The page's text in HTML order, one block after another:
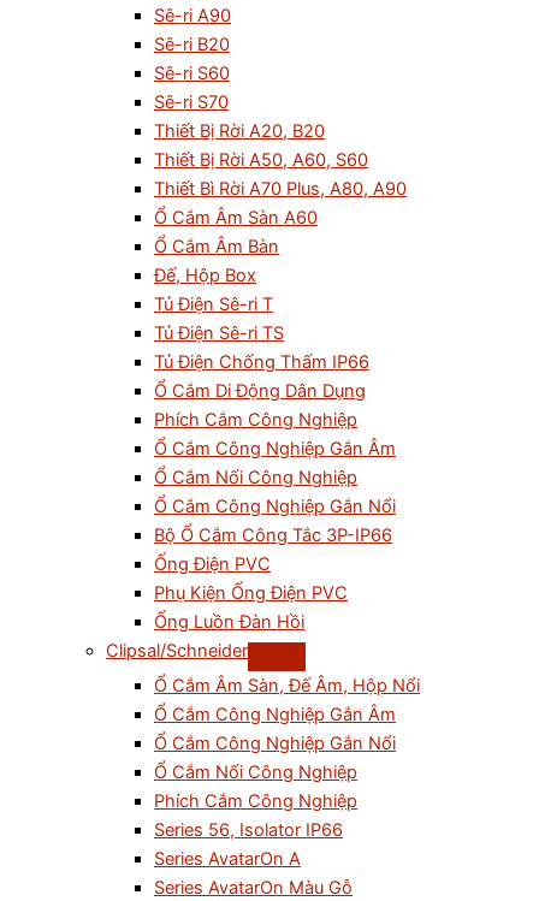
Sê-ri A90
Sê-ri B20
Sê-ri S60
Sê-ri S70
Thiết Bị Rời A20, B20
Thiết Bị Rời A50, A60, S60
Thiết Bì Rời A70 Plus, A80, A90
Ổ Cắm Âm Sàn A60
Ổ Cắm Âm Bàn
Đế, Hộp Box
Tủ Điện Sê-ri T
Tủ Điện Sê-ri TS
Tủ Điện Chống Thấm IP66
Ổ Cắm Di Động Dân Dụng
Phích Cắm Công Nghiệp
Ổ Cắm Công Nghiệp Gắn Âm
Ổ Cắm Nối Công Nghiệp
Ổ Cắm Công Nghiệp Gắn Nổi
Bộ Ổ Cắm Công Tắc 3P-IP66
Ống Điện PVC
Phụ Kiện Ống Điện PVC
Ống Luồn Đàn Hồi
Clipsal/Schneider
Ổ Cắm Âm Sàn, Đế Âm, Hộp Nổi
Ổ Cắm Công Nghiệp Gắn Âm
Ổ Cắm Công Nghiệp Gắn Nổi
Ổ Cắm Nối Công Nghiệp
Phích Cắm Công Nghiệp
Series 56, Isolator IP66
Series AvatarOn A
Series AvatarOn Màu Gỗ